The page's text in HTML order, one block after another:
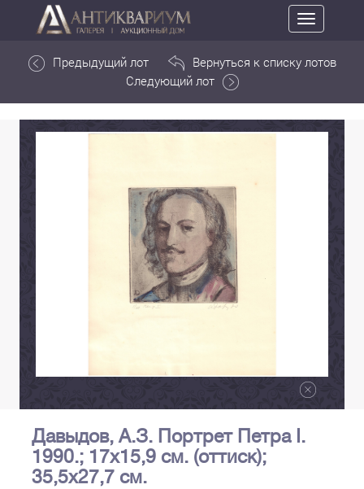
Toggle
navigation
Предыдущий лот
Вернуться к списку лотов
Следующий лот
Давыдов, А.З. Портрет Петра I.
1990.; 17х15,9 см. (оттиск);
35,5х27,7 см.